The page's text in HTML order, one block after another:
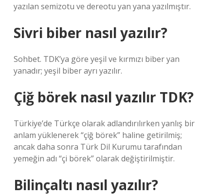
yazılan semizotu ve dereotu yan yana yazılmıştır.
Sivri biber nasıl yazılır?
Sohbet. TDK’ya göre yeşil ve kırmızı biber yan
yanadır; yeşil biber ayrı yazılır.
Çiğ börek nasıl yazılır TDK?
Türkiye’de Türkçe olarak adlandırılırken yanlış bir
anlam yüklenerek “çiğ börek” haline getirilmiş;
ancak daha sonra Türk Dil Kurumu tarafından
yemeğin adı “çi börek” olarak değiştirilmiştir.
Bilinçaltı nasıl yazılır?